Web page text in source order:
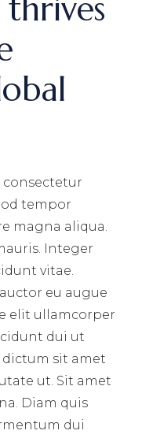
thrives
consectetur
tempor
magna aliqua.
Integer
vitae.
eu augue
elit ullamcorper
dui ut
dictum sit amet
ut. Sit amet
Diam quis
dui